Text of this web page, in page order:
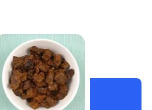
minuten